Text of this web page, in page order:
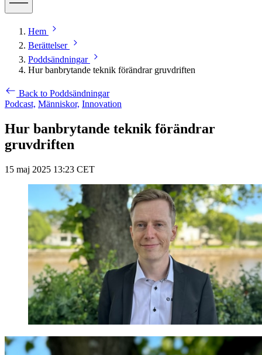
Hem
Berättelser
Poddsändningar
Hur banbrytande teknik förändrar gruvdriften
Back to Poddsändningar
Podcast, Människor, Innovation
Hur banbrytande teknik förändrar
gruvdriften
15 maj 2025 13:23 CET